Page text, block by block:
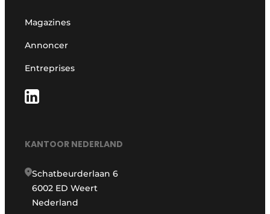
Magazines
Annoncer
Entreprises
KANTOOR NEDERLAND
Schatbeurderlaan 6
6002 ED Weert
Nederland